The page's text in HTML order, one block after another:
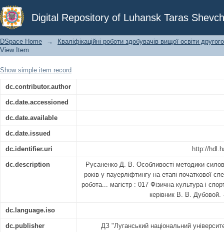
Digital Repository of Luhansk Taras
Особливості методики силової
на етапі початкової спеціалізації
DSpace Home →
Кваліфікаційні роботи здобувачів вищої освіти
View Item
Show simple item record
dc.contributor.author
dc.date.accessioned
dc.date.available
dc.date.issued
dc.identifier.uri http://
dc.description
Русаненко Д. В. Особливості методики
років у пауерліфтингу на етапі початкової
робота... магістр : 017 Фізична культура і
керівник В. В.
dc.language.iso
dc.publisher ДЗ "Луганський національний